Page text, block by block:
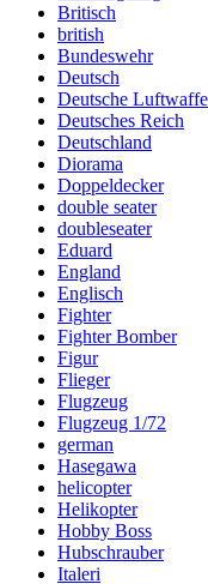
Britisch
british
Bundeswehr
Deutsch
Deutsche Luftwaffe
Deutsches Reich
Deutschland
Diorama
Doppeldecker
double seater
doubleseater
Eduard
England
Englisch
Fighter
Fighter Bomber
Figur
Flieger
Flugzeug
Flugzeug 1/72
german
Hasegawa
helicopter
Helikopter
Hobby Boss
Hubschrauber
Italeri